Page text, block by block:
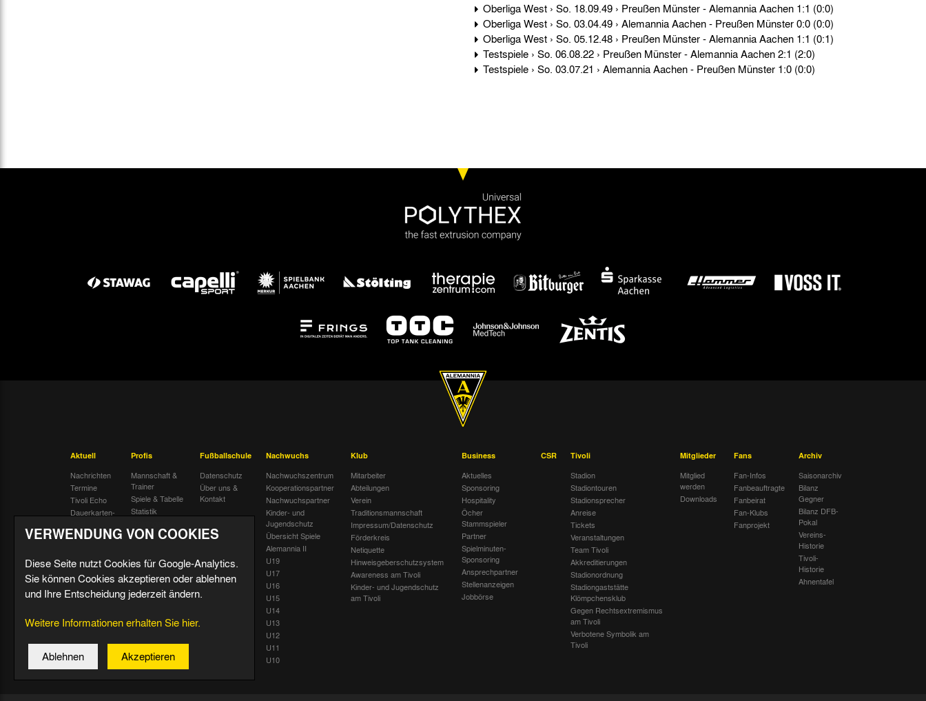
Oberliga West › So. 18.09.49 › Preußen Münster - Alemannia Aachen 1:1 (0:0)
Oberliga West › So. 03.04.49 › Alemannia Aachen - Preußen Münster 0:0 (0:0)
Oberliga West › So. 05.12.48 › Preußen Münster - Alemannia Aachen 1:1 (0:1)
Testspiele › So. 06.08.22 › Preußen Münster - Alemannia Aachen 2:1 (2:0)
Testspiele › So. 03.07.21 › Alemannia Aachen - Preußen Münster 1:0 (0:0)
Aktuell
Nachrichten
Termine
Tivoli Echo
Dauerkarten-
Radiostream
Profis
Mannschaft &
Trainer
Spiele & Tabelle
Statistik
Geburtstage
Fußballschule
Datenschutz
Über uns &
Kontakt
Nachwuchs
Nachwuchszentrum
Kooperationspartner
Nachwuchspartner
Kinder- und
Jugendschutz
Übersicht Spiele
Alemannia II
U19
U17
U16
U15
U14
U13
U12
U11
U10
Klub
Mitarbeiter
Abteilungen
Verein
Traditionsmannschaft
Impressum/Datenschutz
Förderkreis
Netiquette
Hinweisgeberschutzsystem
Awareness am Tivoli
Kinder- und Jugendschutz
am Tivoli
Business
Aktuelles
Sponsoring
Hospitality
Öcher
Stammspieler
Partner
Spielminuten-
Sponsoring
Ansprechpartner
Stellenanzeigen
Jobbörse
CSR
Tivoli
Stadion
Stadiontouren
Stadionsprecher
Anreise
Tickets
Veranstaltungen
Team Tivoli
Akkreditierungen
Stadionordnung
Stadiongaststätte
Klömpchensklub
Gegen Rechtsextremismus
am Tivoli
Verbotene Symbolik am
Tivoli
Mitglieder
Mitglied
werden
Downloads
Fans
Fan-Infos
Fanbeauftragte
Fanbeirat
Fan-Klubs
Fanprojekt
Archiv
Saisonarchiv
Bilanz
Gegner
Bilanz DFB-
Pokal
Vereins-
Historie
Tivoli-
Historie
Ahnentafel
VERWENDUNG VON COOKIES
Diese Seite nutzt Cookies für Google-Analytics.
Sie können Cookies akzeptieren oder ablehnen
und Ihre Entscheidung jederzeit ändern.
Weitere Informationen erhalten Sie hier.
Ablehnen Akzeptieren